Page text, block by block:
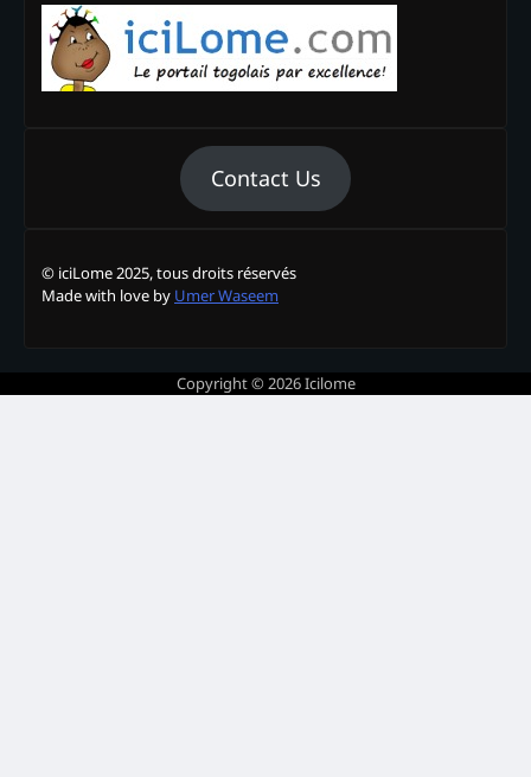
Contact Us
© iciLome 2025, tous droits réservés
Made with love by Umer Waseem
Copyright © 2026Icilome